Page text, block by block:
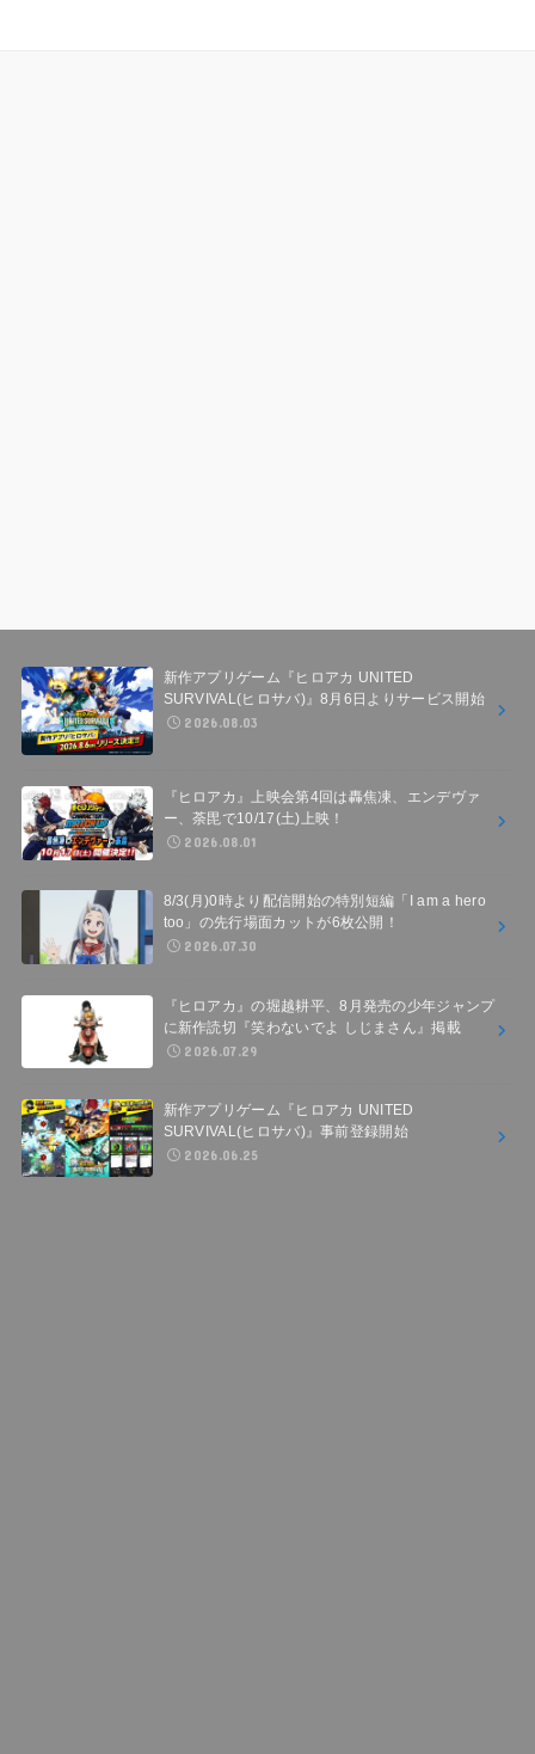
新作アプリゲーム『ヒロアカ UNITED
SURVIVAL(ヒロサバ)』8月6日よりサービス開始
2026.08.03
『ヒロアカ』上映会第4回は轟焦凍、エンデヴァ
ー、荼毘で10/17(土)上映！
2026.08.01
8/3(月)0時より配信開始の特別短編「I am a hero
too」の先行場面カットが6枚公開！
2026.07.30
『ヒロアカ』の堀越耕平、8月発売の少年ジャンプ
に新作読切『笑わないでよ しじまさん』掲載
2026.07.29
新作アプリゲーム『ヒロアカ UNITED
SURVIVAL(ヒロサバ)』事前登録開始
2026.06.25